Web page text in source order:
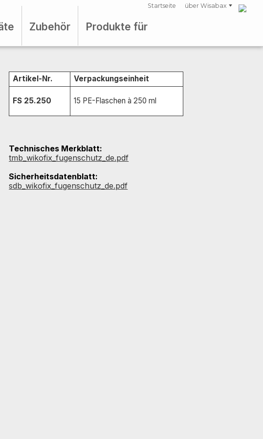
Startseite über Wisabax
Zubehör Produkte für
Artikel-Nr. Verpackungseinheit
FS 25.250 15 PE-Flaschen à 250 ml
Technisches Merkblatt:
tmb_wikofix_fugenschutz_de.pdf
Sicherheitsdatenblatt:
sdb_wikofix_fugenschutz_de.pdf